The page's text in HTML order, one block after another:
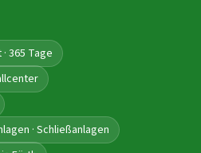
365 Tage
· Schließanlagen